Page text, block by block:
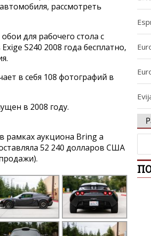
рассмотреть
для рабочего стола с
S240 2008 года бесплатно,
в себя 108 фотографий в
в 2008 году.
рамках аукциона Bring a
52 240 долларов США